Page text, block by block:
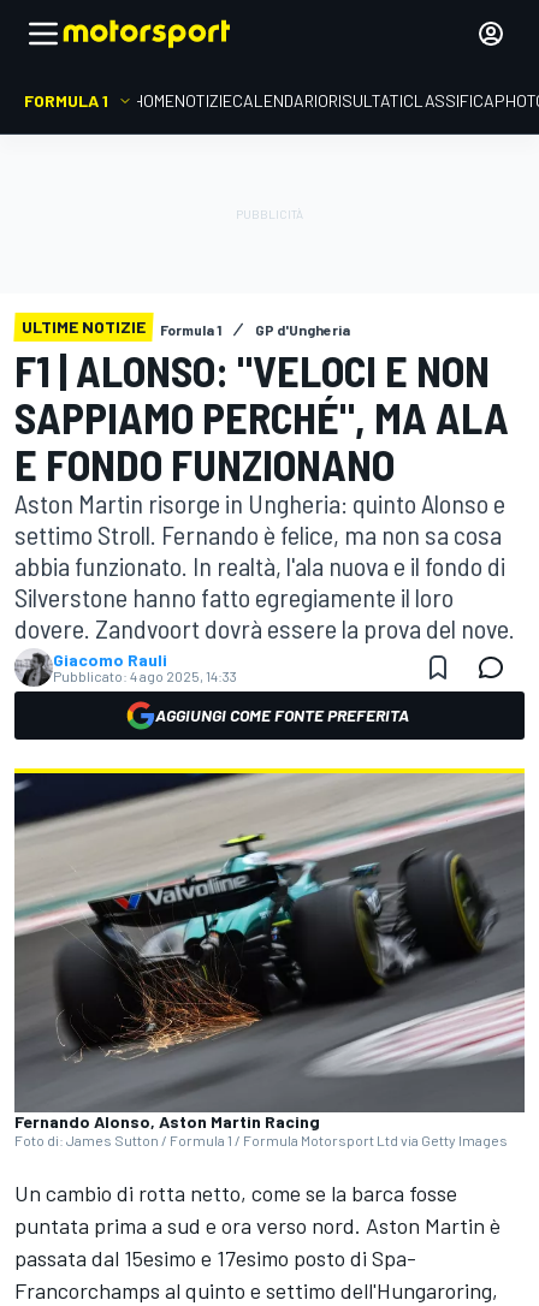
FORMULA 1 HOMENOTIZIECALENDARIORISULTATICLASSIFICA
ULTIME NOTIZIE Formula 1 GP d'Ungheria
F1 | ALONSO: "VELOCI E NON
SAPPIAMO PERCHÉ", MA ALA
E FONDO FUNZIONANO
Aston Martin risorge in Ungheria: quinto Alonso e
settimo Stroll. Fernando è felice, ma non sa cosa
abbia funzionato. In realtà, l'ala nuova e il fondo di
Silverstone hanno fatto egregiamente il loro
dovere. Zandvoort dovrà essere la prova del nove.
Giacomo Rauli
Pubblicato: 4 ago 2025, 14:33
AGGIUNGI COME FONTE PREFERITA
Fernando Alonso, Aston Martin Racing
Foto di: James Sutton / Formula 1 / Formula Motorsport Ltd via Getty Images
Un cambio di rotta netto, come se la barca fosse
puntata prima a sud e ora verso nord. Aston Martin è
passata dal 15esimo e 17esimo posto di Spa-
Francorchamps al quinto e settimo dell'Hungaroring,